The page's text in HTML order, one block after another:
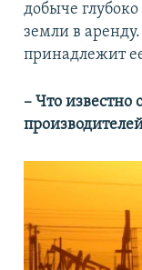
добыче
земли в
принадлежит
– Что известно